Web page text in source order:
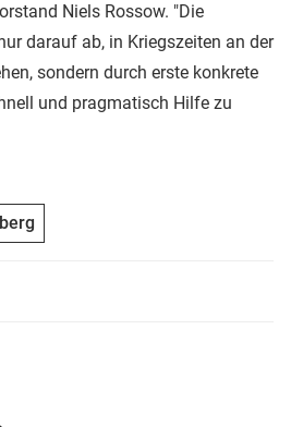
Niels Rossow. "Die
darauf ab, in Kriegszeiten an der
sondern durch erste konkrete
und pragmatisch Hilfe zu